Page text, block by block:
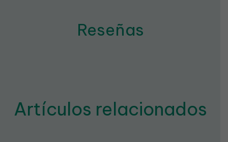
Reseñas
Artículos relacionados